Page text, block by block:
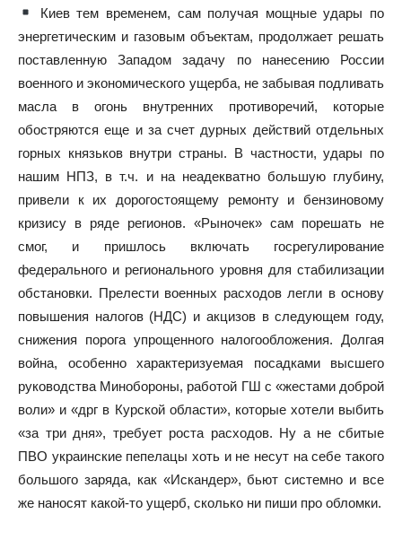
Киев тем временем, сам получая мощные удары по
энергетическим и газовым объектам, продолжает решать
поставленную Западом задачу по нанесению России
военного и экономического ущерба, не забывая подливать
масла в огонь внутренних противоречий, которые
обостряются еще и за счет дурных действий отдельных
горных князьков внутри страны. В частности, удары по
нашим НПЗ, в т.ч. и на неадекватно большую глубину,
привели к их дорогостоящему ремонту и бензиновому
кризису в ряде регионов. «Рыночек» сам порешать не
смог, и пришлось включать госрегулирование
федерального и регионального уровня для стабилизации
обстановки. Прелести военных расходов легли в основу
повышения налогов (НДС) и акцизов в следующем году,
снижения порога упрощенного налогообложения. Долгая
война, особенно характеризуемая посадками высшего
руководства Минобороны, работой ГШ с «жестами доброй
воли» и «дрг в Курской области», которые хотели выбить
«за три дня», требует роста расходов. Ну а не сбитые
ПВО украинские пепелацы хоть и не несут на себе такого
большого заряда, как «Искандер», бьют системно и все
же наносят какой-то ущерб, сколько ни пиши про обломки.